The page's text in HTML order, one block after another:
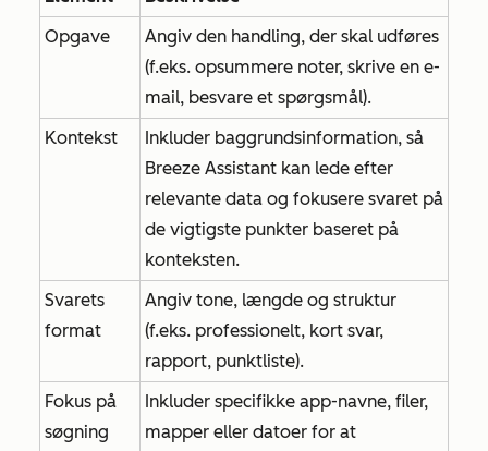
Opgave
Angiv den handling, der skal udføres
(f.eks. opsummere noter, skrive en e-
mail, besvare et spørgsmål).
Kontekst
Inkluder baggrundsinformation, så
Breeze Assistant kan lede efter
relevante data og fokusere svaret på
de vigtigste punkter baseret på
konteksten.
Svarets
format
Angiv tone, længde og struktur
(f.eks. professionelt, kort svar,
rapport, punktliste).
Fokus på
søgning
Inkluder specifikke app-navne, filer,
mapper eller datoer for at